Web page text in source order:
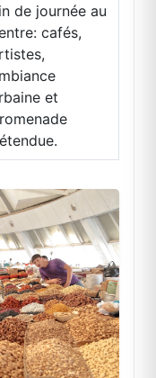
de journée au
cafés,
et